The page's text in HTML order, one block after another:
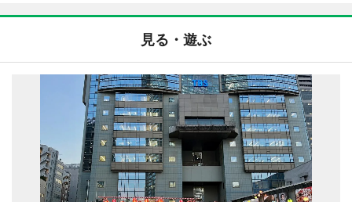
見る・遊ぶ